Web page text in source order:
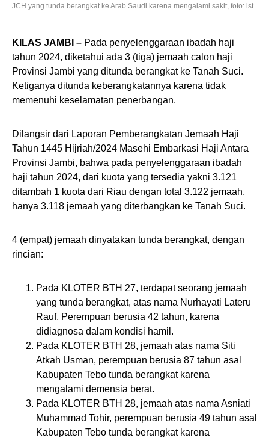
JCH yang tunda berangkat ke Arab Saudi karena mengalami sakit, foto: ist
KILAS JAMBI – Pada penyelenggaraan ibadah haji
tahun 2024, diketahui ada 3 (tiga) jemaah calon haji
Provinsi Jambi yang ditunda berangkat ke Tanah Suci.
Ketiganya ditunda keberangkatannya karena tidak
memenuhi keselamatan penerbangan.
Dilangsir dari Laporan Pemberangkatan Jemaah Haji
Tahun 1445 Hijriah/2024 Masehi Embarkasi Haji Antara
Provinsi Jambi, bahwa pada penyelenggaraan ibadah
haji tahun 2024, dari kuota yang tersedia yakni 3.121
ditambah 1 kuota dari Riau dengan total 3.122 jemaah,
hanya 3.118 jemaah yang diterbangkan ke Tanah Suci.
4 (empat) jemaah dinyatakan tunda berangkat, dengan
rincian:
Pada KLOTER BTH 27, terdapat seorang jemaah
yang tunda berangkat, atas nama Nurhayati Lateru
Rauf, Perempuan berusia 42 tahun, karena
didiagnosa dalam kondisi hamil.
Pada KLOTER BTH 28, jemaah atas nama Siti
Atkah Usman, perempuan berusia 87 tahun asal
Kabupaten Tebo tunda berangkat karena
mengalami demensia berat.
Pada KLOTER BTH 28, jemaah atas nama Asniati
Muhammad Tohir, perempuan berusia 49 tahun asal
Kabupaten Tebo tunda berangkat karena